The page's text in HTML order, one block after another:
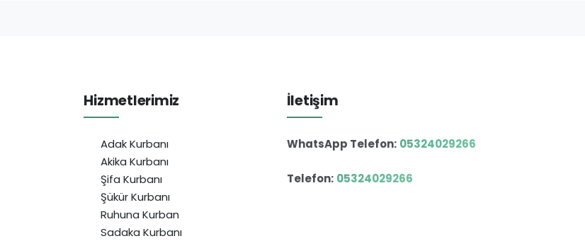
Hizmetlerimiz
Adak Kurbanı
Akika Kurbanı
Şifa Kurbanı
Şükür Kurbanı
Ruhuna Kurban
Sadaka Kurbanı
İletişim
WhatsApp Telefon: 05324029266
Telefon: 05324029266